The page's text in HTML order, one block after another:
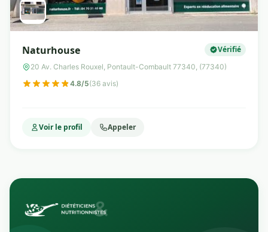
Naturhouse Vérifié
20 Av. Charles Rouxel, Pontault-Combault 77340, (77340)
4.8/5(36 avis)
Voir le profil Appeler